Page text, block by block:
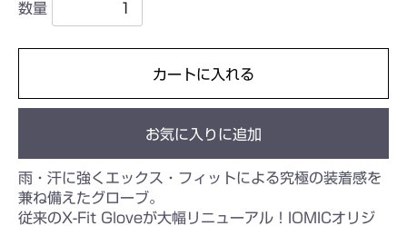
数量
カートに入れる
お気に入りに追加
雨・汗に強くエックス・フィットによる究極の装着感を
兼ね備えたグローブ。
従来のX-Fit Gloveが大幅リニューアル！IOMICオリジ